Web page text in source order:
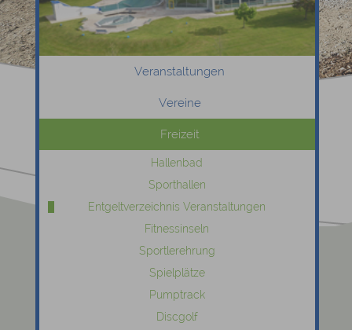
Veranstaltungen
Vereine
Freizeit
Hallenbad
Sporthallen
Entgeltverzeichnis Veranstaltungen
Fitnessinseln
Sportlerehrung
Spielplätze
Pumptrack
Discgolf